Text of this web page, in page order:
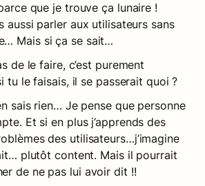
que je trouve ça lunaire !
aussi parler aux utilisateurs sans
Mais si ça se sait…
de le faire, c’est purement
tu le faisais, il se passerait quoi ?
sais rien… Je pense que personne
Et si en plus j’apprends des
des utilisateurs…j’imagine
plutôt content. Mais il pourrait
de ne pas lui avoir dit !!